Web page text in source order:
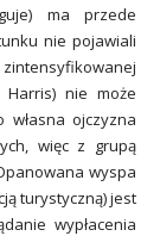
ma przede
nie pojawiali
Harris) nie może
ojczyzna
więc z grupą
wyspa
turystyczną) jest
wypłacenia